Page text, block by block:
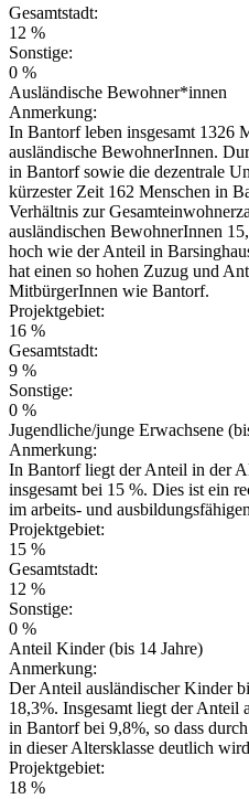
Gesamtstadt:
12 %
Sonstige:
0 %
Ausländische Bewohner*innen
Anmerkung:
In Bantorf leben insgesamt 1326
ausländische BewohnerInnen.
in Bantorf sowie die dezentrale
kürzester Zeit 162 Menschen in
Verhältnis zur
ausländischen BewohnerInnen
hoch wie der Anteil in
hat einen so hohen Zuzug und
MitbürgerInnen wie Bantorf.
Projektgebiet:
16 %
Gesamtstadt:
9 %
Sonstige:
0 %
Jugendliche/junge Erwachsene
Anmerkung:
In Bantorf liegt der Anteil in der
insgesamt bei 15 %. Dies ist ein
im arbeits- und
Projektgebiet:
15 %
Gesamtstadt:
12 %
Sonstige:
0 %
Anteil Kinder (bis 14 Jahre)
Anmerkung:
Der Anteil ausländischer Kinder
18,3%. Insgesamt liegt der Anteil
in Bantorf bei 9,8%, so dass
in dieser Altersklasse deutlich
Projektgebiet:
18 %